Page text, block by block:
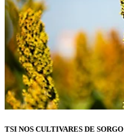
TSI NOS CULTIVARES DE SORGO